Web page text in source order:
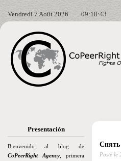
Vendredi 7 Août 2026 09:18:45
Presentación
Bienvenido al blog de
CoPeerRight Agency , primera
Снять
Posté le